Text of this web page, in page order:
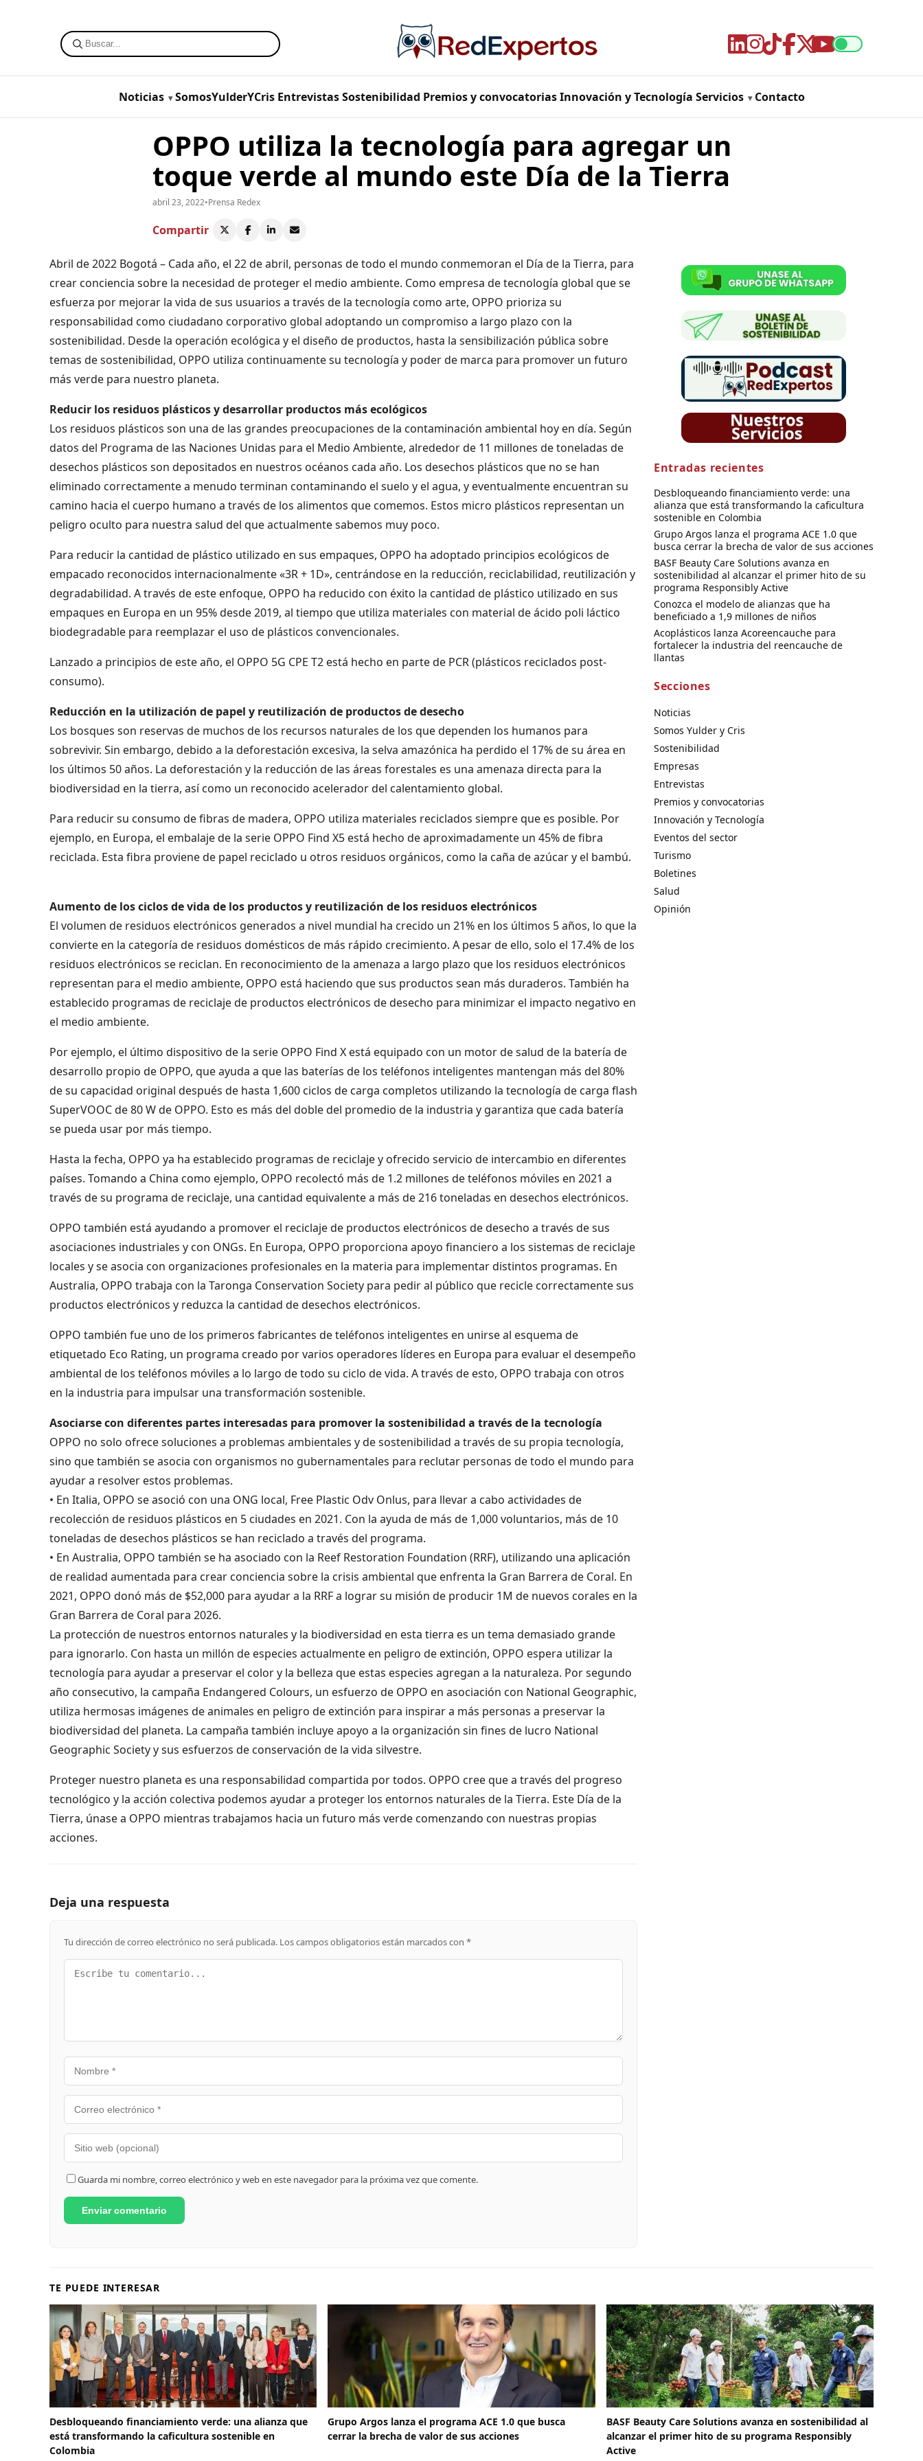
Noticias SomosYulderYCris Entrevistas Sostenibilidad Premios y convocatorias Innovación y Tecnología Servicios Contacto
OPPO utiliza la tecnología para agregar un
toque verde al mundo este Día de la Tierra
abril 23, 2022•Prensa Redex
Compartir
Abril de 2022 Bogotá – Cada año, el 22 de abril, personas de todo el mundo conmemoran el Día de la Tierra, para
crear conciencia sobre la necesidad de proteger el medio ambiente. Como empresa de tecnología global que se
esfuerza por mejorar la vida de sus usuarios a través de la tecnología como arte, OPPO prioriza su
responsabilidad como ciudadano corporativo global adoptando un compromiso a largo plazo con la
sostenibilidad. Desde la operación ecológica y el diseño de productos, hasta la sensibilización pública sobre
temas de sostenibilidad, OPPO utiliza continuamente su tecnología y poder de marca para promover un futuro
más verde para nuestro planeta.
Reducir los residuos plásticos y desarrollar productos más ecológicos
Los residuos plásticos son una de las grandes preocupaciones de la contaminación ambiental hoy en día. Según
datos del Programa de las Naciones Unidas para el Medio Ambiente, alrededor de 11 millones de toneladas de
desechos plásticos son depositados en nuestros océanos cada año. Los desechos plásticos que no se han
eliminado correctamente a menudo terminan contaminando el suelo y el agua, y eventualmente encuentran su
camino hacia el cuerpo humano a través de los alimentos que comemos. Estos micro plásticos representan un
peligro oculto para nuestra salud del que actualmente sabemos muy poco.
Para reducir la cantidad de plástico utilizado en sus empaques, OPPO ha adoptado principios ecológicos de
empacado reconocidos internacionalmente «3R + 1D», centrándose en la reducción, reciclabilidad, reutilización y
degradabilidad. A través de este enfoque, OPPO ha reducido con éxito la cantidad de plástico utilizado en sus
empaques en Europa en un 95% desde 2019, al tiempo que utiliza materiales con material de ácido poli láctico
biodegradable para reemplazar el uso de plásticos convencionales.
Lanzado a principios de este año, el OPPO 5G CPE T2 está hecho en parte de PCR (plásticos reciclados post-
consumo).
Reducción en la utilización de papel y reutilización de productos de desecho
Los bosques son reservas de muchos de los recursos naturales de los que dependen los humanos para
sobrevivir. Sin embargo, debido a la deforestación excesiva, la selva amazónica ha perdido el 17% de su área en
los últimos 50 años. La deforestación y la reducción de las áreas forestales es una amenaza directa para la
biodiversidad en la tierra, así como un reconocido acelerador del calentamiento global.
Para reducir su consumo de fibras de madera, OPPO utiliza materiales reciclados siempre que es posible. Por
ejemplo, en Europa, el embalaje de la serie OPPO Find X5 está hecho de aproximadamente un 45% de fibra
reciclada. Esta fibra proviene de papel reciclado u otros residuos orgánicos, como la caña de azúcar y el bambú.
Aumento de los ciclos de vida de los productos y reutilización de los residuos electrónicos
El volumen de residuos electrónicos generados a nivel mundial ha crecido un 21% en los últimos 5 años, lo que la
convierte en la categoría de residuos domésticos de más rápido crecimiento. A pesar de ello, solo el 17.4% de los
residuos electrónicos se reciclan. En reconocimiento de la amenaza a largo plazo que los residuos electrónicos
representan para el medio ambiente, OPPO está haciendo que sus productos sean más duraderos. También ha
establecido programas de reciclaje de productos electrónicos de desecho para minimizar el impacto negativo en
el medio ambiente.
Por ejemplo, el último dispositivo de la serie OPPO Find X está equipado con un motor de salud de la batería de
desarrollo propio de OPPO, que ayuda a que las baterías de los teléfonos inteligentes mantengan más del 80%
de su capacidad original después de hasta 1,600 ciclos de carga completos utilizando la tecnología de carga flash
SuperVOOC de 80 W de OPPO. Esto es más del doble del promedio de la industria y garantiza que cada batería
se pueda usar por más tiempo.
Hasta la fecha, OPPO ya ha establecido programas de reciclaje y ofrecido servicio de intercambio en diferentes
países. Tomando a China como ejemplo, OPPO recolectó más de 1.2 millones de teléfonos móviles en 2021 a
través de su programa de reciclaje, una cantidad equivalente a más de 216 toneladas en desechos electrónicos.
OPPO también está ayudando a promover el reciclaje de productos electrónicos de desecho a través de sus
asociaciones industriales y con ONGs. En Europa, OPPO proporciona apoyo financiero a los sistemas de reciclaje
locales y se asocia con organizaciones profesionales en la materia para implementar distintos programas. En
Australia, OPPO trabaja con la Taronga Conservation Society para pedir al público que recicle correctamente sus
productos electrónicos y reduzca la cantidad de desechos electrónicos.
OPPO también fue uno de los primeros fabricantes de teléfonos inteligentes en unirse al esquema de
etiquetado Eco Rating, un programa creado por varios operadores líderes en Europa para evaluar el desempeño
ambiental de los teléfonos móviles a lo largo de todo su ciclo de vida. A través de esto, OPPO trabaja con otros
en la industria para impulsar una transformación sostenible.
Asociarse con diferentes partes interesadas para promover la sostenibilidad a través de la tecnología
OPPO no solo ofrece soluciones a problemas ambientales y de sostenibilidad a través de su propia tecnología,
sino que también se asocia con organismos no gubernamentales para reclutar personas de todo el mundo para
ayudar a resolver estos problemas.
• En Italia, OPPO se asoció con una ONG local, Free Plastic Odv Onlus, para llevar a cabo actividades de
recolección de residuos plásticos en 5 ciudades en 2021. Con la ayuda de más de 1,000 voluntarios, más de 10
toneladas de desechos plásticos se han reciclado a través del programa.
• En Australia, OPPO también se ha asociado con la Reef Restoration Foundation (RRF), utilizando una aplicación
de realidad aumentada para crear conciencia sobre la crisis ambiental que enfrenta la Gran Barrera de Coral. En
2021, OPPO donó más de $52,000 para ayudar a la RRF a lograr su misión de producir 1M de nuevos corales en la
Gran Barrera de Coral para 2026.
La protección de nuestros entornos naturales y la biodiversidad en esta tierra es un tema demasiado grande
para ignorarlo. Con hasta un millón de especies actualmente en peligro de extinción, OPPO espera utilizar la
tecnología para ayudar a preservar el color y la belleza que estas especies agregan a la naturaleza. Por segundo
año consecutivo, la campaña Endangered Colours, un esfuerzo de OPPO en asociación con National Geographic,
utiliza hermosas imágenes de animales en peligro de extinción para inspirar a más personas a preservar la
biodiversidad del planeta. La campaña también incluye apoyo a la organización sin fines de lucro National
Geographic Society y sus esfuerzos de conservación de la vida silvestre.
Proteger nuestro planeta es una responsabilidad compartida por todos. OPPO cree que a través del progreso
tecnológico y la acción colectiva podemos ayudar a proteger los entornos naturales de la Tierra. Este Día de la
Tierra, únase a OPPO mientras trabajamos hacia un futuro más verde comenzando con nuestras propias
acciones.
Deja una respuesta
Tu dirección de correo electrónico no será publicada. Los campos obligatorios están marcados con *
Guarda mi nombre, correo electrónico y web en este navegador para la próxima vez que comente.
Entradas recientes
Desbloqueando financiamiento verde: una
alianza que está transformando la caficultura
sostenible en Colombia
Grupo Argos lanza el programa ACE 1.0 que
busca cerrar la brecha de valor de sus acciones
BASF Beauty Care Solutions avanza en
sostenibilidad al alcanzar el primer hito de su
programa Responsibly Active
Conozca el modelo de alianzas que ha
beneficiado a 1,9 millones de niños
Acoplásticos lanza Acoreencauche para
fortalecer la industria del reencauche de
llantas
Secciones
Noticias
Somos Yulder y Cris
Sostenibilidad
Empresas
Entrevistas
Premios y convocatorias
Innovación y Tecnología
Eventos del sector
Turismo
Boletines
Salud
Opinión
TE PUEDE INTERESAR
Desbloqueando financiamiento verde: una alianza que
está transformando la caficultura sostenible en
Colombia
Grupo Argos lanza el programa ACE 1.0 que busca
cerrar la brecha de valor de sus acciones
BASF Beauty Care Solutions avanza en sostenibilidad al
alcanzar el primer hito de su programa Responsibly
Active